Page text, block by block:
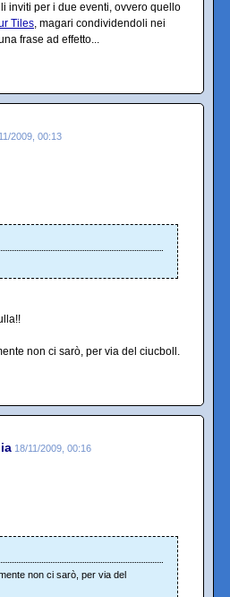
inviti per i due eventi, ovvero quello
Tiles, magari condividendoli nei
frase ad effetto...
2009, 00:13
non ci sarò, per via del ciucboll.
18/11/2009, 00:16
non ci sarò, per via del